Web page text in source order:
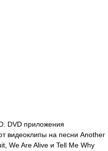
DVD приложения
видеоклипы на песни Another
We Are Alive и Tell Me Why